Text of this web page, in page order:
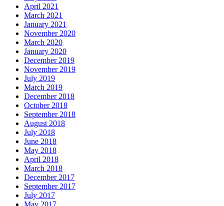
April 2021
March 2021
January 2021
November 2020
March 2020
January 2020
December 2019
November 2019
July 2019
March 2019
December 2018
October 2018
September 2018
August 2018
July 2018
June 2018
May 2018
April 2018
March 2018
December 2017
September 2017
July 2017